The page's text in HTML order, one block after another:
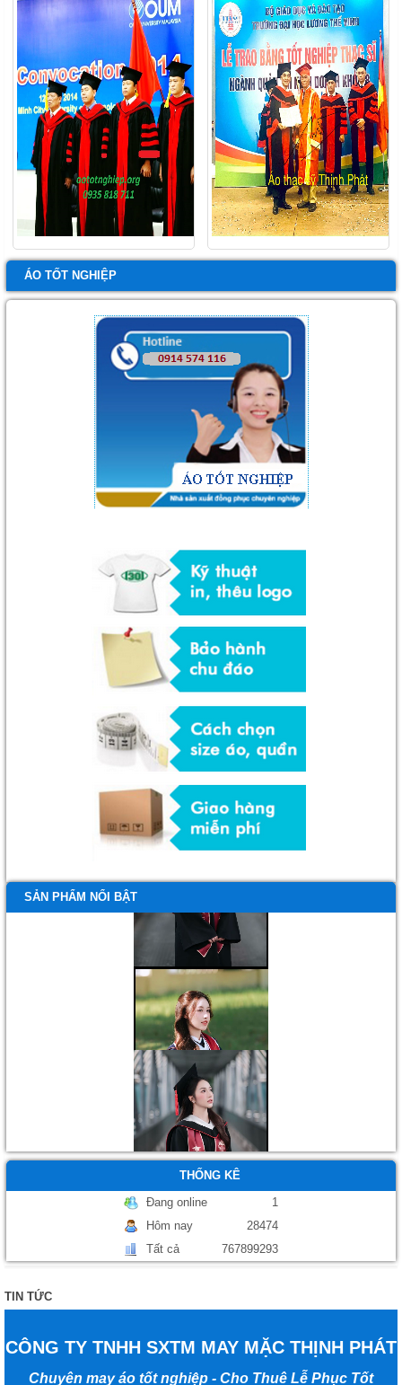
ÁO TỐT NGHIỆP
SẢN PHẨM NỔI BẬT
Áo tốt nghiệp
THỐNG KÊ
Đang online
1
Hôm nay
28474
Tất cả
767899293
TIN TỨC
CÔNG TY TNHH SXTM MAY MẶC THỊNH PHÁT
Chuyên may áo tốt nghiệp - Cho Thuê Lễ Phục Tốt